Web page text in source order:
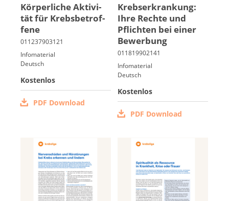
Kör­per­li­che Ak­ti­vi­
tät für Krebs­be­trof­
fe­ne
Infomaterial
Deutsch
Kostenlos
PDF Download
Krebs­er­kran­kung:
Ih­re Rech­te und
Pflich­ten bei ei­ner
Be­wer­bung
Infomaterial
Deutsch
Kostenlos
PDF Download